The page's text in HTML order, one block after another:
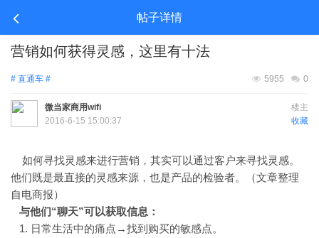
帖子详情
营销如何获得灵感，这里有十法
# 直通车 # 0
5955
楼主
微当家商用wifi
收藏
2016-6-15 15:00:37
如何寻找灵感来进行营销，其实可以通过客户来寻找灵感。
他们既是最直接的灵感来源，也是产品的检验者。（文章整理
自电商报）
与他们“聊天”可以获取信息：
1. 日常生活中的痛点→找到购买的敏感点。